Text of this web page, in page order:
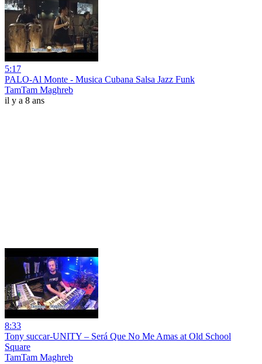
5:17
PALO-Al Monte - Musica Cubana Salsa Jazz Funk
TamTam Maghreb
il y a 8 ans
8:33
Tony succar-UNITY – Será Que No Me Amas at Old School
Square
TamTam Maghreb